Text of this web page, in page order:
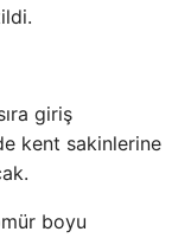
giriş
kent sakinlerine
boyu